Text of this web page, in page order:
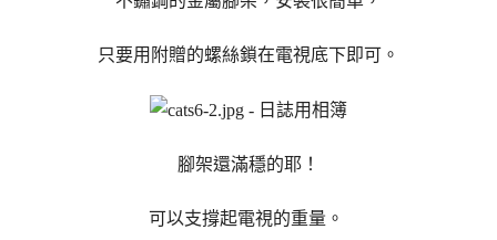
只要用附贈的螺絲鎖在電視底下即可。
腳架還滿穩的耶！
可以支撐起電視的重量。